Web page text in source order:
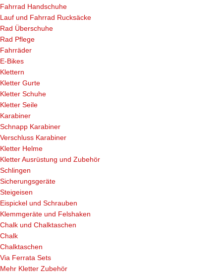
Fahrrad Handschuhe
Lauf und Fahrrad Rucksäcke
Rad Überschuhe
Rad Pflege
Fahrräder
E-Bikes
Klettern
Kletter Gurte
Kletter Schuhe
Kletter Seile
Karabiner
Schnapp Karabiner
Verschluss Karabiner
Kletter Helme
Kletter Ausrüstung und Zubehör
Schlingen
Sicherungsgeräte
Steigeisen
Eispickel und Schrauben
Klemmgeräte und Felshaken
Chalk und Chalktaschen
Chalk
Chalktaschen
Via Ferrata Sets
Mehr Kletter Zubehör